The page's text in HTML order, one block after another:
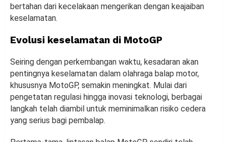
bertahan dari kecelakaan mengerikan dengan keajaiban
keselamatan.
Evolusi keselamatan di MotoGP
Seiring dengan perkembangan waktu, kesadaran akan
pentingnya keselamatan dalam olahraga balap motor,
khususnya MotoGP, semakin meningkat. Mulai dari
pengetatan regulasi hingga inovasi teknologi, berbagai
langkah telah diambil untuk meminimalkan risiko cedera
yang serius bagi pembalap.